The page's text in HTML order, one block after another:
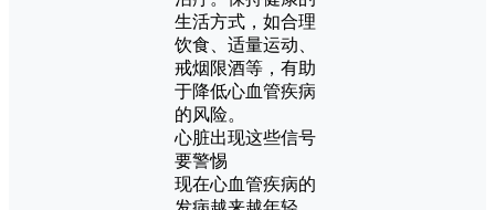
生活方式，如合理
饮食、适量运动、
戒烟限酒等，有助
于降低心血管疾病
的风险。
心脏出现这些信号
要警惕
现在心血管疾病的